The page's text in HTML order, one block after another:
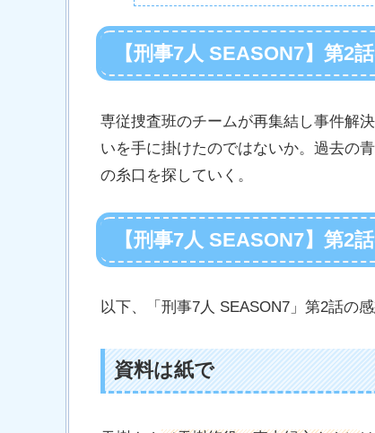
【刑事7人 SEASON7】第2
専従捜査班のチームが再集結し事件解
いを手に掛けたのではないか。過去の
の糸口を探していく。
【刑事7人 SEASON7】第2
以下、「刑事7人 SEASON7」第2話の
資料は紙で